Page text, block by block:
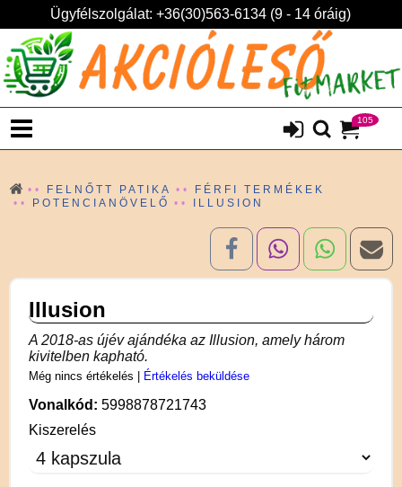
Ügyfélszolgálat: +36(30)563-6134 (9 - 14 óráig)
105
FELNŐTT PATIKA
FÉRFI TERMÉKEK
POTENCIANÖVELŐ
ILLUSION
Illusion
A 2018-as újév ajándéka az Illusion, amely három
kivitelben kapható.
Még nincs értékelés Értékelés beküldése
Vonalkód: 5998878721743
Kiszerelés